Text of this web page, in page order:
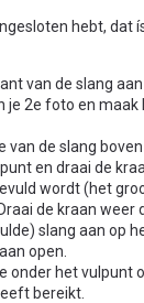
hebt, dat
van de slang
je 2e foto en maak
van de slang
en draai de
wordt (het
de kraan weer
slang aan op
open.
onder het vulpunt
bereikt.